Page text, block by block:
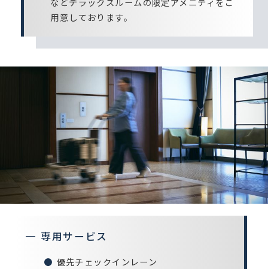
用意しております。
専用サービス
優先チェックインレーン